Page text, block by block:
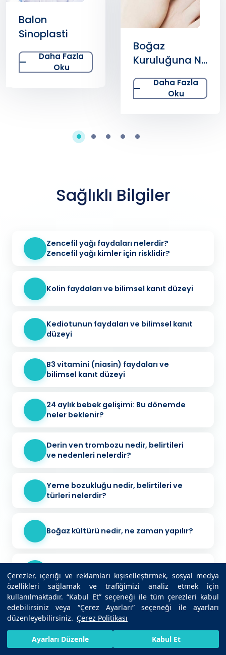
Çerezler, içeriği ve reklamları kişiselleştirmek, sosyal medya
özellikleri sağlamak ve trafiğimizi analiz etmek için
kullanılmaktadır. “Kabul Et” seçeneği ile tüm çerezleri kabul
edebilirsiniz veya “Çerez Ayarları” seçeneği ile ayarları
düzenleyebilirsiniz. Çerez Politikası
Ayarları Düzenle Kabul Et
Balon
Sinoplasti
Daha Fazla
Oku
Boğaz
Kuruluğuna Ne
İyi Gelir?
Daha Fazla
Oku
Sağlıklı Bilgiler
Zencefil yağı faydaları nelerdir?
Zencefil yağı kimler için risklidir?
Kolin faydaları ve bilimsel kanıt düzeyi
Kediotunun faydaları ve bilimsel kanıt
düzeyi
B3 vitamini (niasin) faydaları ve
bilimsel kanıt düzeyi
24 aylık bebek gelişimi: Bu dönemde
neler beklenir?
Derin ven trombozu nedir, belirtileri
ve nedenleri nelerdir?
Yeme bozukluğu nedir, belirtileri ve
türleri nelerdir?
Boğaz kültürü nedir, ne zaman yapılır?
Yalnızlığın sağlığa etkileri nelerdir?
AMH testi nedir, ne zaman yapılır?
HIZLI RANDEVU AL BIZE ULAŞIN